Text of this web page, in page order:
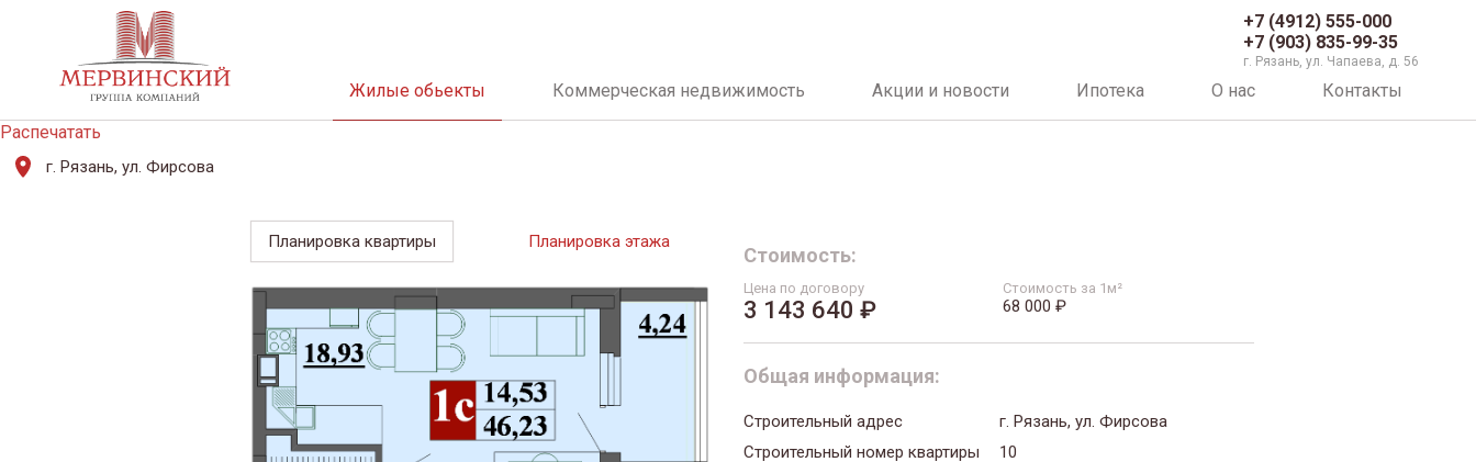
+7 (4912) 555-000
+7 (903) 835-99-35
г. Рязань, ул. Чапаева, д. 56
Жилые обьекты Коммерческая недвижимость Акции и новости Ипотека О нас
Контакты
Распечатать
г. Рязань, ул. Фирсова
Планировка квартиры Планировка этажа
Стоимость:
Цена по договору
3 143 640 ₽
Стоимость за 1м²
68 000 ₽
Общая информация:
Строительный адрес
г. Рязань, ул. Фирсова
Строительный номер квартиры
10